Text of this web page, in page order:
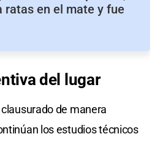
ratas en el mate y fue
del lugar
de manera
los estudios técnicos